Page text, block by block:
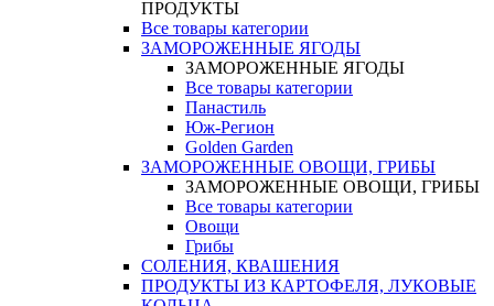
ПРОДУКТЫ
Все товары категории
ЗАМОРОЖЕННЫЕ ЯГОДЫ
ЗАМОРОЖЕННЫЕ ЯГОДЫ
Все товары категории
Панастиль
Юж-Регион
Golden Garden
ЗАМОРОЖЕННЫЕ ОВОЩИ, ГРИБЫ
ЗАМОРОЖЕННЫЕ ОВОЩИ, ГРИБЫ
Все товары категории
Овощи
Грибы
СОЛЕНИЯ, КВАШЕНИЯ
ПРОДУКТЫ ИЗ КАРТОФЕЛЯ, ЛУКОВЫЕ